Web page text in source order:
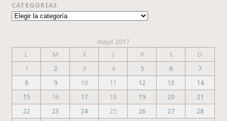
CATEGORÍAS
Categorías
mayo 2017
L
M X J V S
D
1
2 3 4 5 6
7
8
9 10 11 12 13
14
15
16 17 18 19 20
21
22
23 24 25 26 27
28